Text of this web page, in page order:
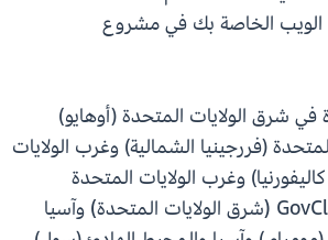
الويب الخاصة بك في مشروع
في شرق الولايات المتحدة (أوهايو)
(فررجينيا الشمالية) وغرب الولايات
وغرب الولايات المتحدة
(أوريجون) وGovCloud (شرق الولايات المتحدة) وآسيا